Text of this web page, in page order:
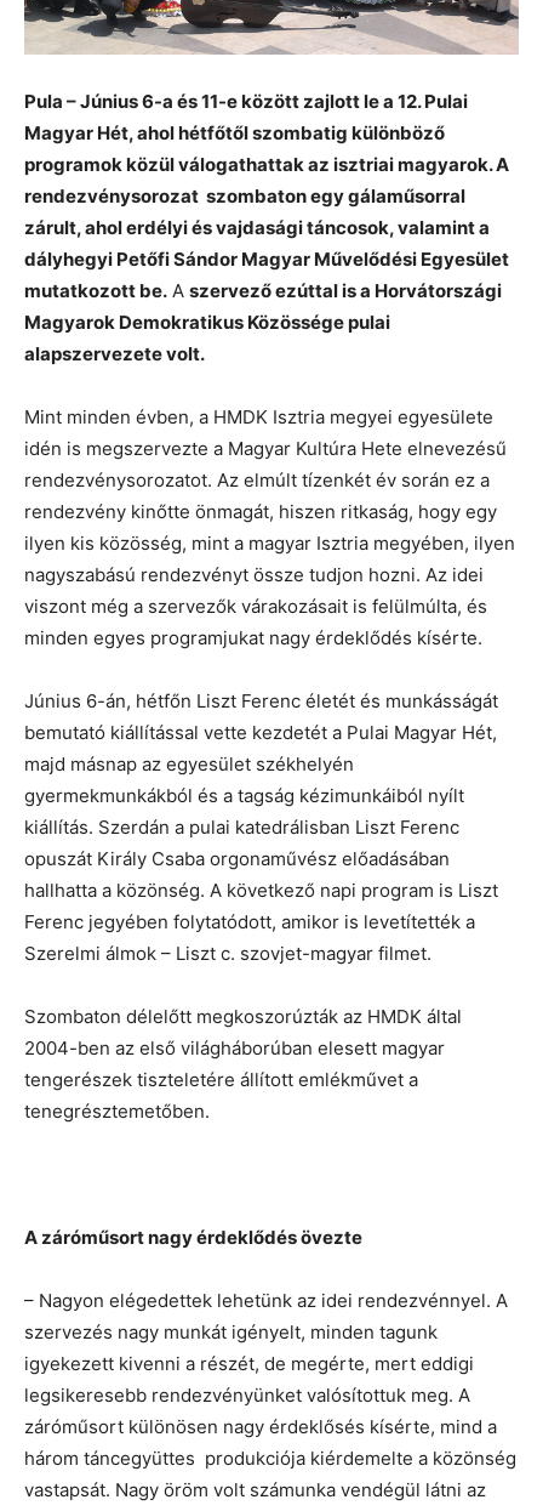
Pula – Június 6-a és 11-e között zajlott le a 12. Pulai
Magyar Hét, ahol hétfőtől szombatig különböző
programok közül válogathattak az isztriai magyarok. A
rendezvénysorozat szombaton egy gálaműsorral
zárult, ahol erdélyi és vajdasági táncosok, valamint a
dályhegyi Petőfi Sándor Magyar Művelődési Egyesület
mutatkozott be. A szervező ezúttal is a Horvátországi
Magyarok Demokratikus Közössége pulai
alapszervezete volt.
Mint minden évben, a HMDK Isztria megyei egyesülete
idén is megszervezte a Magyar Kultúra Hete elnevezésű
rendezvénysorozatot. Az elmúlt tízenkét év során ez a
rendezvény kinőtte önmagát, hiszen ritkaság, hogy egy
ilyen kis közösség, mint a magyar Isztria megyében, ilyen
nagyszabású rendezvényt össze tudjon hozni. Az idei
viszont még a szervezők várakozásait is felülmúlta, és
minden egyes programjukat nagy érdeklődés kísérte.
Június 6-án, hétfőn Liszt Ferenc életét és munkásságát
bemutató kiállítással vette kezdetét a Pulai Magyar Hét,
majd másnap az egyesület székhelyén
gyermekmunkákból és a tagság kézimunkáiból nyílt
kiállítás. Szerdán a pulai katedrálisban Liszt Ferenc
opuszát Király Csaba orgonaművész előadásában
hallhatta a közönség. A következő napi program is Liszt
Ferenc jegyében folytatódott, amikor is levetítették a
Szerelmi álmok – Liszt c. szovjet-magyar filmet.
Szombaton délelőtt megkoszorúzták az HMDK által
2004-ben az első világháborúban elesett magyar
tengerészek tiszteletére állított emlékművet a
tenegrésztemetőben.
A záróműsort nagy érdeklődés övezte
– Nagyon elégedettek lehetünk az idei rendezvénnyel. A
szervezés nagy munkát igényelt, minden tagunk
igyekezett kivenni a részét, de megérte, mert eddigi
legsikeresebb rendezvényünket valósítottuk meg. A
záróműsort különösen nagy érdeklősés kísérte, mind a
három táncegyüttes produkciója kiérdemelte a közönség
vastapsát. Nagy öröm volt számunka vendégül látni az